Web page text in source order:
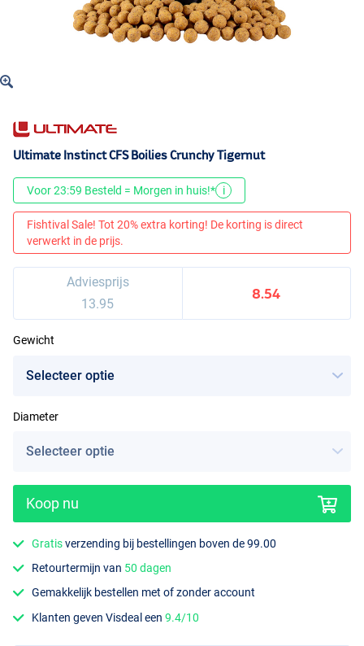
Ultimate Instinct CFS Boilies Crunchy Tigernut
Voor 23:59 Besteld = Morgen in huis!* i
Fishtival Sale! Tot 20% extra korting! De korting is direct
verwerkt in de prijs.
Adviesprijs
13.95
8.54
Gewicht
Diameter
Koop nu
Gratisverzending bij bestellingen boven de 99.00
Retourtermijn van 50 dagen
Gemakkelijk bestellen met of zonder account
Klanten geven Visdeal een9.4/10